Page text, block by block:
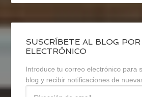
SUSCRÍBETE AL BLOG POR
ELECTRÓNICO
Introduce tu correo electrónico para
blog y recibir notificaciones de